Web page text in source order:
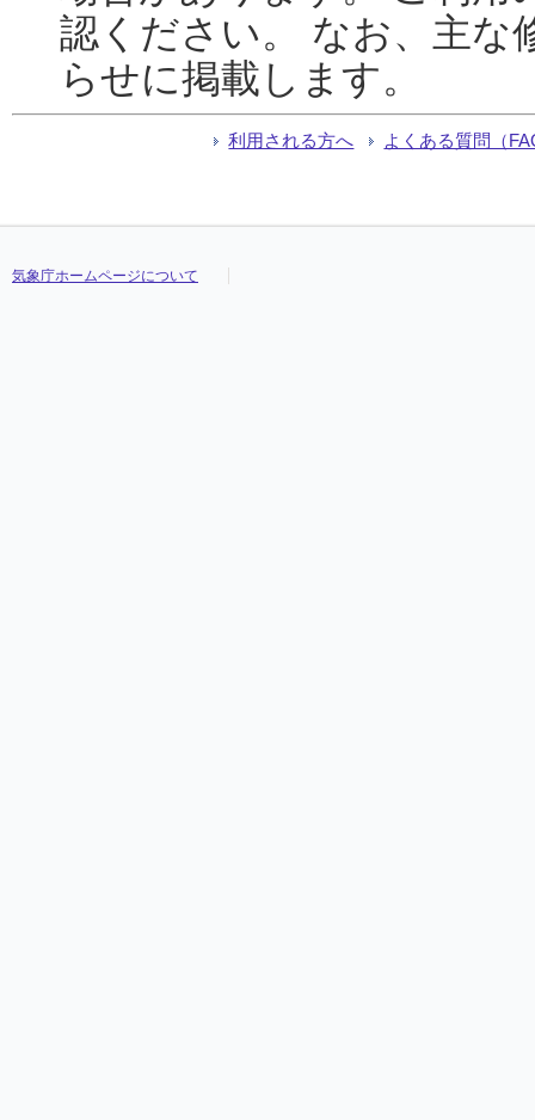
認ください。 なお、主な
らせに掲載します。
利用される方へ よくある質問（
気象庁ホームページについて